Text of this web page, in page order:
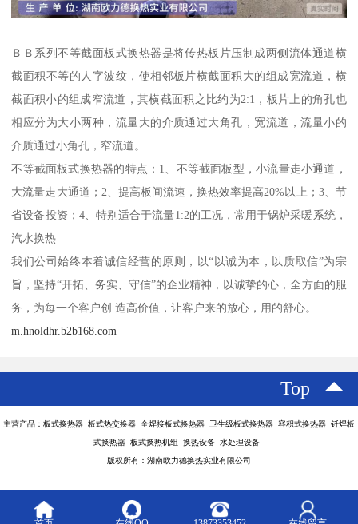
ＢＢ系列不等截面板式换热器是将传热板片压制成两侧流体通道横
截面积不等的人字波纹，使相邻板片横截面积大的组成宽流道，横
截面积小的组成窄流道，其横截面积之比约为2:1，板片上的角孔也
相应分为大小两种，流量大的介质通过大角孔，宽流道，流量小的
介质通过小角孔，窄流道。
不等截面板式换热器的特点：1、不等截面板型，小流量走小通道，
大流量走大通道；2、提高板间流速，换热效率提高20%以上；3、节
省设备投资；4、特别适合于流量1:2的工况，常用于锅炉采暖系统，
汽水换热
我们公司始终本着诚信经营的原则，以“以诚为本，以质取信”为宗
旨，坚持“开拓、务实、守信”的企业精神，以诚挚的心，全方面的服
务，为每一个客户创 造高价值，让客户来的放心，用的舒心。
m.hnoldhr.b2b168.com
Top
主营产品：板式换热器 板式热交换器 全焊接板式换热器 卫生级板式换热器 容积式换热器 钎焊板
式换热器 板式换热机组 换热设备 水处理设备
版权所有：湖南欧力德换热实业有限公司